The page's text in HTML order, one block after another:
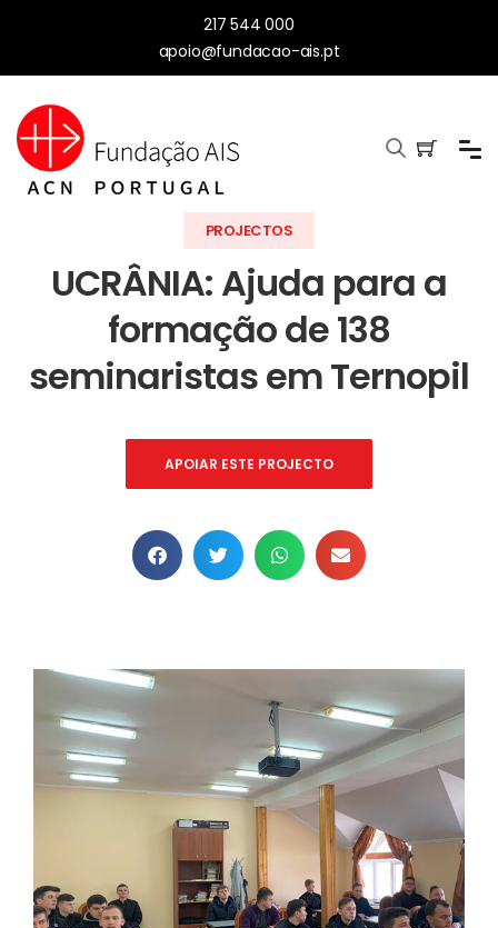
217 544 000
apoio@fundacao-ais.pt
PROJECTOS
UCRÂNIA: Ajuda para a
formação de 138
seminaristas em Ternopil
APOIAR ESTE PROJECTO